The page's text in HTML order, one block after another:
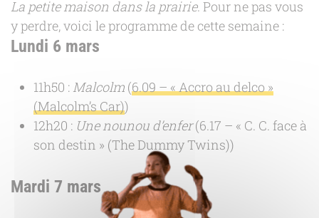
La petite maison dans la prairie. Pour ne pas vous
y perdre, voici le programme de cette semaine :
Lundi 6 mars
11h50 : Malcolm (6.09 – « Accro au delco »
(Malcolm’s Car))
12h20 : Une nounou d’enfer(6.17 – « C. C. face à
son destin » (The Dummy Twins))
Mardi 7 mars